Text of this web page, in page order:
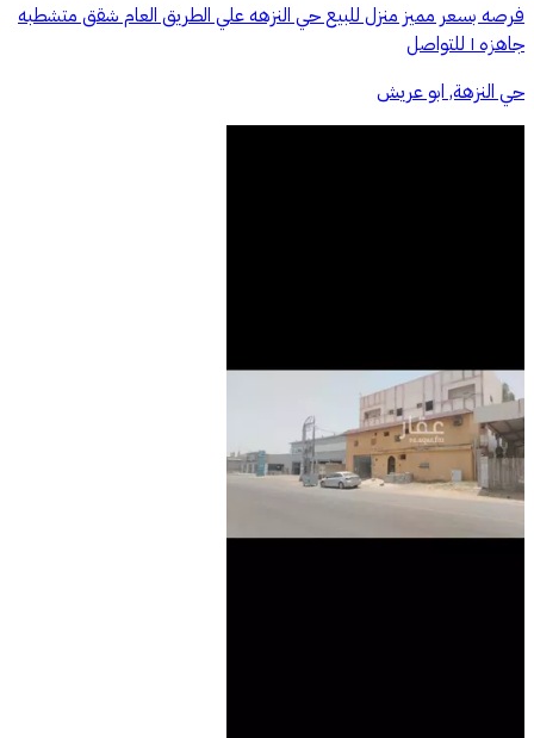
فرصه بسعر مميز منزل للبيع حي النزهه علي الطريق العام شقق متشطبه
جاهزه ١ للتواصل
حي النزهة, ابو عريش